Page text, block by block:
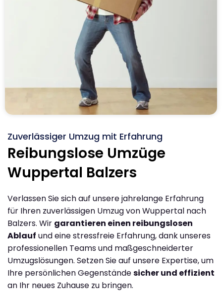
Zuverlässiger Umzug mit Erfahrung
Reibungslose Umzüge
Wuppertal Balzers
Verlassen Sie sich auf unsere jahrelange Erfahrung
für Ihren zuverlässigen Umzug von Wuppertal nach
Balzers. Wir garantieren einen reibungslosen
Ablauf und eine stressfreie Erfahrung, dank unseres
professionellen Teams und maßgeschneiderter
Umzugslösungen. Setzen Sie auf unsere Expertise, um
Ihre persönlichen Gegenständesicher und effizient
an Ihr neues Zuhause zu bringen.